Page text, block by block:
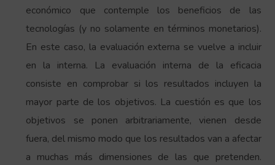
económico que contemple los beneficios de las
tecnologías (y no solamente en términos monetarios).
En este caso, la evaluación externa se vuelve a incluir
en la interna. La evaluación interna de la eficacia
consiste en comprobar si los resultados incluyen la
mayor parte de los objetivos. La cuestión es que los
objetivos se ponen arbitrariamente, vienen desde
fuera, del mismo modo que los resultados van a afectar
a muchas más dimensiones de las que pretenden.